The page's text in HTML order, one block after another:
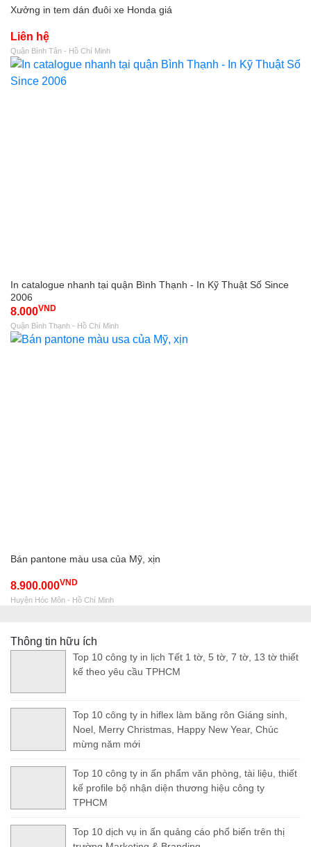
Xưởng in tem dán đuôi xe Honda giá
Liên hệ
Quận Bình Tân - Hồ Chí Minh
In catalogue nhanh tại quận Bình Thạnh - In Kỹ Thuật Số Since
2006
8.000VND
Quận Bình Thạnh - Hồ Chí Minh
Bán pantone màu usa của Mỹ, xịn
8.900.000VND
Huyện Hóc Môn - Hồ Chí Minh
Thông tin hữu ích
Top 10 công ty in lịch Tết 1 tờ, 5 tờ, 7 tờ, 13 tờ thiết
kế theo yêu cầu TPHCM
Top 10 công ty in hiflex làm băng rôn Giáng sinh,
Noel, Merry Christmas, Happy New Year, Chúc
mừng năm mới
Top 10 công ty in ấn phẩm văn phòng, tài liệu, thiết
kế profile bộ nhận diện thương hiệu công ty
TPHCM
Top 10 dịch vụ in ấn quảng cáo phổ biến trên thị